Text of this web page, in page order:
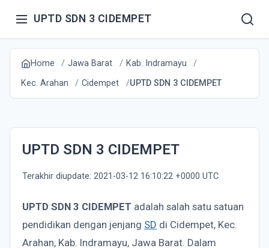
UPTD SDN 3 CIDEMPET
Home Jawa Barat
Kab. Indramayu
Kec. Arahan
Cidempet UPTD SDN 3 CIDEMPET
UPTD SDN 3 CIDEMPET
Terakhir diupdate: 2021-03-12 16:10:22 +0000 UTC
UPTD SDN 3 CIDEMPET adalah salah satu satuan
pendidikan dengan jenjang SD di Cidempet, Kec.
Arahan, Kab. Indramayu, Jawa Barat. Dalam